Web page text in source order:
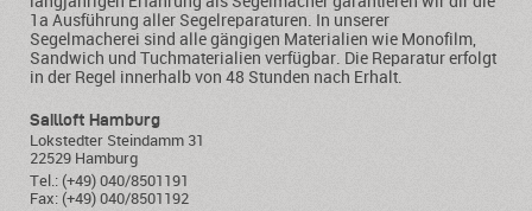
1a Ausführung aller Segelreparaturen. In unserer
Segelmacherei sind alle gängigen Materialien wie Monofilm,
Sandwich und Tuchmaterialien verfügbar. Die Reparatur erfolgt
in der Regel innerhalb von 48 Stunden nach Erhalt.
Sailloft Hamburg
Lokstedter Steindamm 31
22529 Hamburg
Tel.: (+49) 040/8501191
Fax: (+49) 040/8501192